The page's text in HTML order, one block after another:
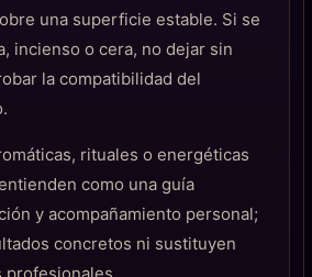
una superficie estable. Si se
incienso o cera, no dejar sin
la compatibilidad del
rituales o energéticas
como una guía
y acompañamiento personal;
concretos ni sustituyen